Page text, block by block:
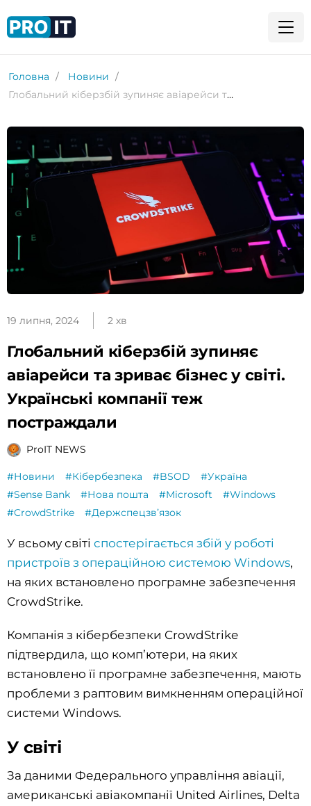
Головна
Новини
Глобальний кіберзбій зупиняє авіарейси та зриває бізнес у світі. Українські компанії теж постраждали
19 липня, 2024 2 хв
Глобальний кіберзбій зупиняє
авіарейси та зриває бізнес у світі.
Українські компанії теж
постраждали
ProIT NEWS
#Новини #Кібербезпека #BSOD
#Україна
#Sense Bank
#Нова пошта #Microsoft
#Windows
#CrowdStrike
#Держспецзвʼязок
У всьому світі спостерігається збій у роботі
пристроїв з операційною системою Windows,
на яких встановлено програмне забезпечення
CrowdStrike.
Компанія з кібербезпеки CrowdStrike
підтвердила, що компʼютери, на яких
встановлено її програмне забезпечення, мають
проблеми з раптовим вимкненням операційної
системи Windows.
У світі
За даними Федерального управління авіації,
американські авіакомпанії United Airlines, Delta